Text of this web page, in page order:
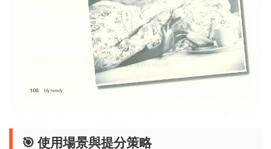
🎯 ​ ​使用場景與提分策略​